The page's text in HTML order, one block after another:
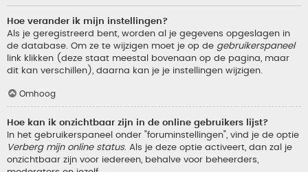
Hoe verander ik mijn instellingen?
Als je geregistreerd bent, worden al je gegevens opgeslagen in
de database. Om ze te wijzigen moet je op de gebruikerspaneel
link klikken (deze staat meestal bovenaan op de pagina, maar
dit kan verschillen), daarna kan je je instellingen wijzigen.
Omhoog
Hoe kan ik onzichtbaar zijn in de online gebruikers lijst?
In het gebruikerspaneel onder "foruminstellingen", vind je de optie
Verberg mijn online status. Als je deze optie activeert, dan zal je
onzichtbaar zijn voor iedereen, behalve voor beheerders,